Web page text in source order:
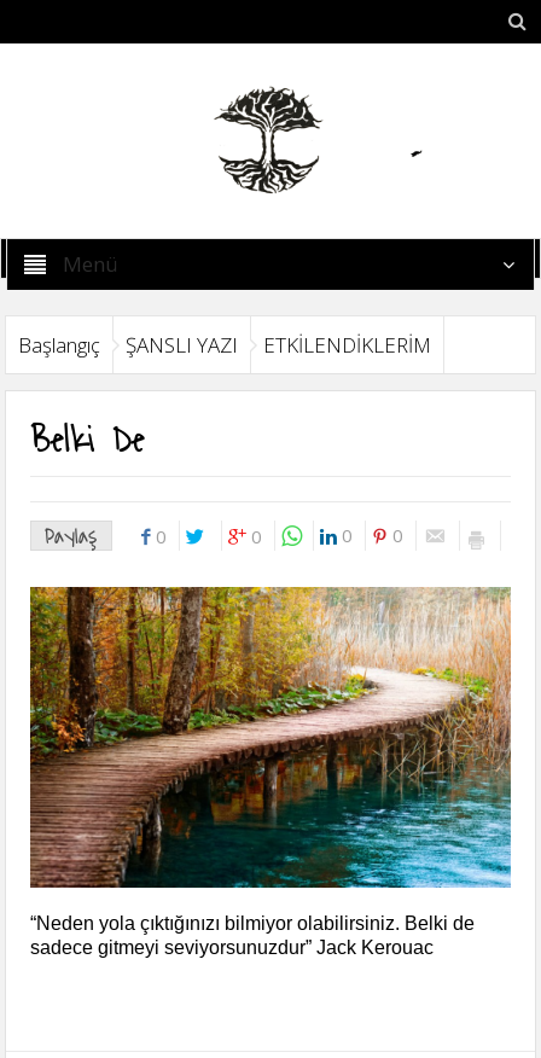
Menü
Başlangıç ŞANSLI YAZI ETKİLENDİKLERİM
Belki De
Paylaş 0 0 0 0
“Neden yola çıktığınızı bilmiyor olabilirsiniz. Belki de
sadece gitmeyi seviyorsunuzdur” Jack Kerouac